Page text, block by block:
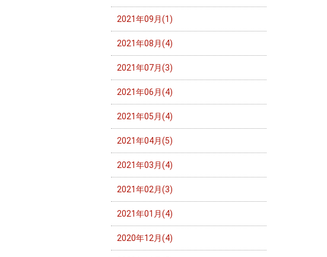
2021年09月(1)
2021年08月(4)
2021年07月(3)
2021年06月(4)
2021年05月(4)
2021年04月(5)
2021年03月(4)
2021年02月(3)
2021年01月(4)
2020年12月(4)